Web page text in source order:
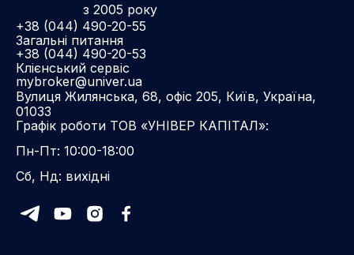
з 2005 року
+38 (044) 490-20-55
Загальні питання
+38 (044) 490-20-53
Клієнський сервіс
mybroker@univer.ua
Вулиця Жилянська, 68, офіс 205, Київ, Україна,
01033
Графік роботи ТОВ «УНІВЕР КАПІТАЛ»:
Пн-Пт: 10:00-18:00
Сб, Нд: вихідні